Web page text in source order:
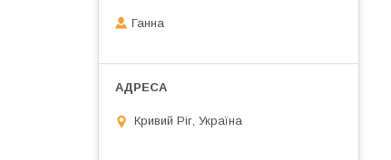
Ганна
Кривий Ріг, Україна